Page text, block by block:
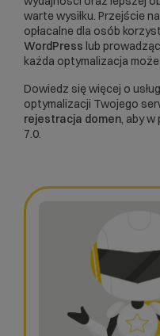
warte wysiłku. Przejście
opłacalne dla osób
WordPress lub
każda optymalizacja
Dowiedz się więcej o
optymalizacji Twojego
rejestracja domen, aby w
7.0.